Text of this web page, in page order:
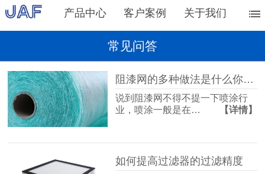
产品中心 客户案例 关于我们
常见问答
阻漆网的多种做法是什么你知道吗？
说到阻漆网不得不提一下喷涂行
业，喷涂一般是在…
【详情】
如何提高过滤器的过滤精度